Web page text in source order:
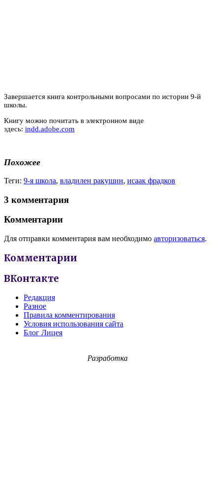
Завершается книга контрольными вопросами по истории 9-й
школы.
Книгу можно почитать в электронном виде
здесь: indd.adobe.com
Похожее
Теги: 9-я школа, владилен ракушин, исаак фрадков
3 комментария
Комментарии
Для отправки комментария вам необходимо авторизоваться.
Комментарии
ВКонтакте
Редакция
Разное
Правила комментирования
Условия использования сайта
Блог Лицея
Разработка